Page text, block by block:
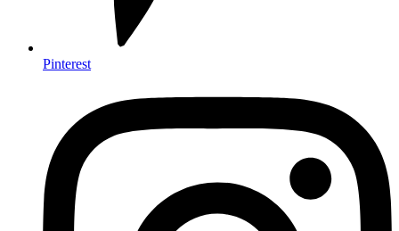
Pinterest